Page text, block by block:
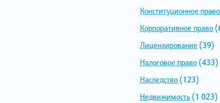
Конституционное право
Корпоративное право
Лицензирование (39)
Налоговое право(433)
Наследство(123)
Недвижимость(1 023)